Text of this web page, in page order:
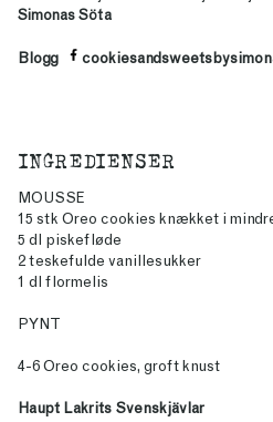
Simonas Söta
Blogg
INGREDIENSER
MOUSSE
15 stk Oreo cookies knækket i
5 dl piskefløde
2 teskefulde vanillesukker
1 dl flormelis
PYNT
4-6 Oreo cookies, groft knust
Haupt Lakrits Svenskjävlar